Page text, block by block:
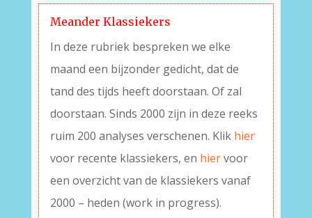
Meander Klassiekers
In deze rubriek bespreken we elke
maand een bijzonder gedicht, dat de
tand des tijds heeft doorstaan. Of zal
doorstaan. Sinds 2000 zijn in deze reeks
ruim 200 analyses verschenen. Klik hier
voor recente klassiekers, en hiervoor
een overzicht van de klassiekers vanaf
2000 – heden (work in progress).